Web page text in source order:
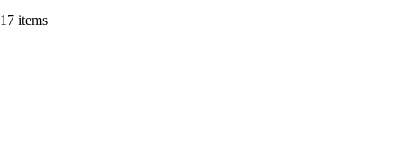
17 items